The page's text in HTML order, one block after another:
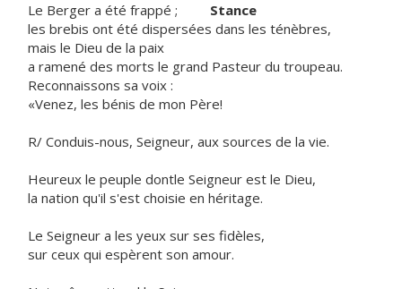
Le Berger a été frappé ; Stance
les brebis ont été dispersées dans les ténèbres,
mais le Dieu de la paix
a ramené des morts le grand Pasteur du troupeau.
Reconnaissons sa voix :
«Venez, les bénis de mon Père!
R/ Conduis-nous, Seigneur, aux sources de la vie.
Heureux le peuple dontle Seigneur est le Dieu,
la nation qu'il s'est choisie en héritage.
Le Seigneur a les yeux sur ses fidèles,
sur ceux qui espèrent son amour.